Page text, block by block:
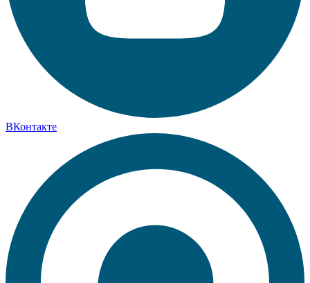
ВКонтакте